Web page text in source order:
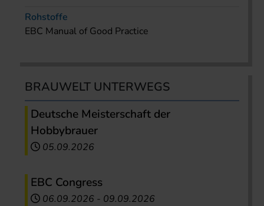
Rohstoffe
EBC Manual of Good Practice
BRAUWELT UNTERWEGS
Deutsche Meisterschaft der
Hobbybrauer
05.09.2026
EBC Congress
06.09.2026 - 09.09.2026